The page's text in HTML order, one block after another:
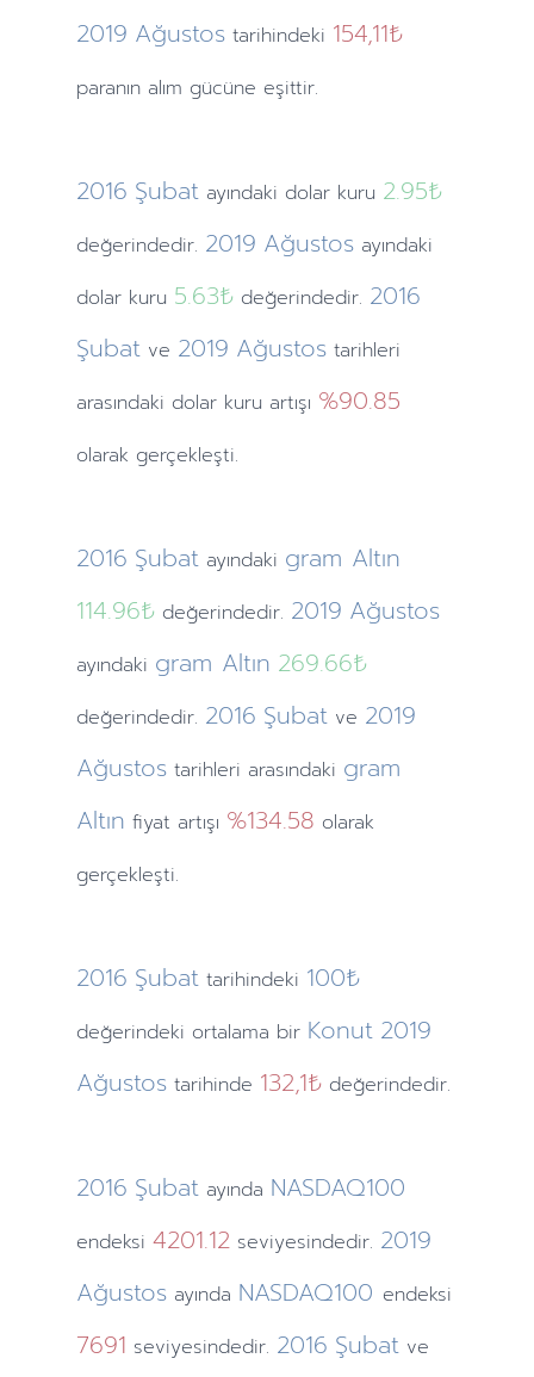
2019 Ağustos tarihindeki 154,11₺
paranın alım gücüne eşittir.
2016 Şubat ayındaki dolar kuru 2.95₺
değerindedir. 2019 Ağustos ayındaki
dolar kuru 5.63₺değerindedir. 2016
Şubat ve 2019 Ağustos tarihleri
arasındaki dolar kuru artışı %90.85
olarak gerçekleşti.
2016 Şubat ayındaki gram Altın
114.96₺değerindedir. 2019 Ağustos
ayındaki gram Altın 269.66₺
değerindedir. 2016 Şubat ve 2019
Ağustos tarihleri arasındaki gram
Altın fiyat artışı %134.58 olarak
gerçekleşti.
2016 Şubat tarihindeki 100₺
değerindeki ortalama bir Konut 2019
Ağustos tarihinde 132,1₺ değerindedir.
2016 Şubat ayında NASDAQ100
endeksi 4201.12seviyesindedir. 2019
Ağustos ayında NASDAQ100 endeksi
7691 seviyesindedir. 2016 Şubat ve